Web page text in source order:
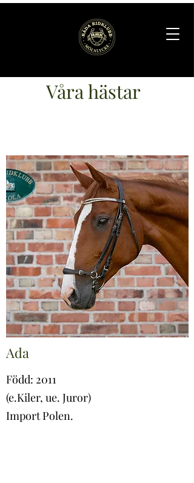
Våra hästar
Ada
Född: 2011
(e.Kiler, ue. Juror)
Import Polen.